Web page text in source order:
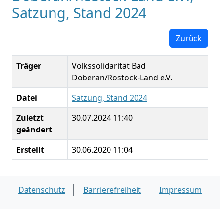
Satzung, Stand 2024
Zurück
Träger
Volkssolidarität Bad
Doberan/Rostock-Land e.V.
Datei
Satzung, Stand 2024
Zuletzt
geändert
30.07.2024 11:40
Erstellt 30.06.2020 11:04
Datenschutz Barrierefreiheit Impressum